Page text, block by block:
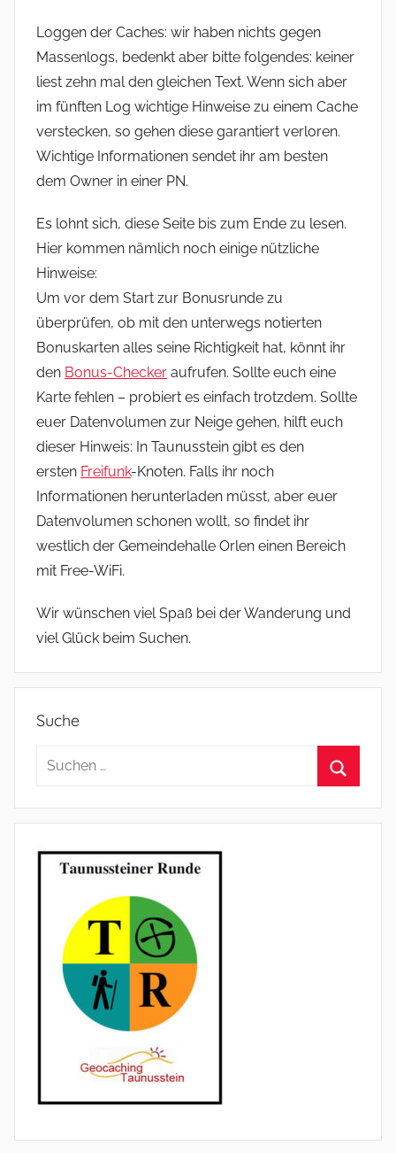
Loggen der Caches: wir haben nichts gegen
Massenlogs, bedenkt aber bitte folgendes: keiner
liest zehn mal den gleichen Text. Wenn sich aber
im fünften Log wichtige Hinweise zu einem Cache
verstecken, so gehen diese garantiert verloren.
Wichtige Informationen sendet ihr am besten
dem Owner in einer PN.
Es lohnt sich, diese Seite bis zum Ende zu lesen.
Hier kommen nämlich noch einige nützliche
Hinweise:
Um vor dem Start zur Bonusrunde zu
überprüfen, ob mit den unterwegs notierten
Bonuskarten alles seine Richtigkeit hat, könnt ihr
den Bonus-Checker aufrufen. Sollte euch eine
Karte fehlen – probiert es einfach trotzdem. Sollte
euer Datenvolumen zur Neige gehen, hilft euch
dieser Hinweis: In Taunusstein gibt es den
ersten Freifunk-Knoten. Falls ihr noch
Informationen herunterladen müsst, aber euer
Datenvolumen schonen wollt, so findet ihr
westlich der Gemeindehalle Orlen einen Bereich
mit Free-WiFi.
Wir wünschen viel Spaß bei der Wanderung und
viel Glück beim Suchen.
Suche
Suchen